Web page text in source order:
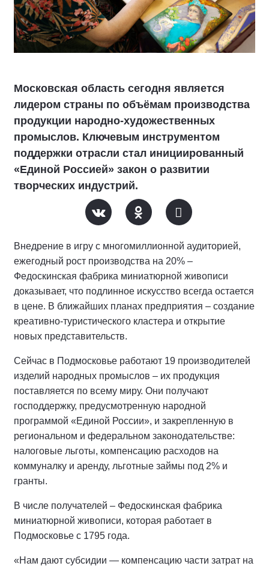
Московская область сегодня является
лидером страны по объёмам производства
продукции народно-художественных
промыслов. Ключевым инструментом
поддержки отрасли стал инициированный
«Единой Россией» закон о развитии
творческих индустрий.
Внедрение в игру с многомиллионной аудиторией,
ежегодный рост производства на 20% –
Федоскинская фабрика миниатюрной живописи
доказывает, что подлинное искусство всегда остается
в цене. В ближайших планах предприятия – создание
креативно-туристического кластера и открытие
новых представительств.
Сейчас в Подмосковье работают 19 производителей
изделий народных промыслов – их продукция
поставляется по всему миру. Они получают
господдержку, предусмотренную народной
программой «Единой России», и закрепленную в
региональном и федеральном законодательстве:
налоговые льготы, компенсацию расходов на
коммуналку и аренду, льготные займы под 2% и
гранты.
В числе получателей – Федоскинская фабрика
миниатюрной живописи, которая работает в
Подмосковье с 1795 года.
«Нам дают субсидии — компенсацию части затрат на